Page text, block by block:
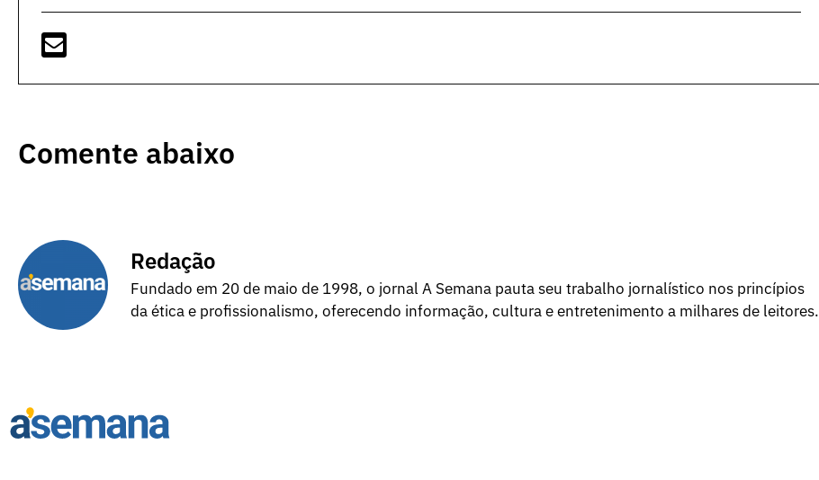
Comente abaixo
Redação
Fundado em 20 de maio de 1998, o jornal A Semana pauta seu trabalho jornalístico nos princípios
da ética e profissionalismo, oferecendo informação, cultura e entretenimento a milhares de leitores.